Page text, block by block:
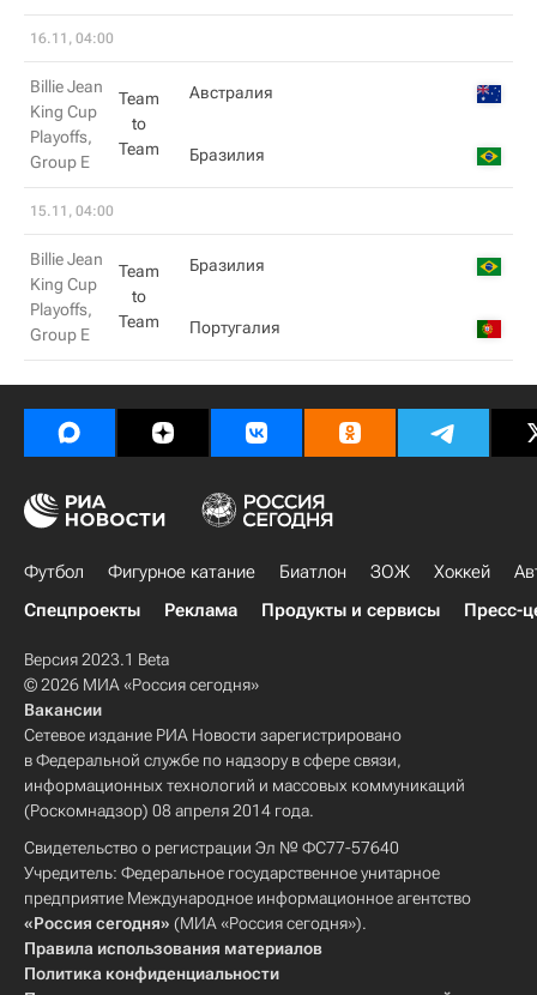
16.11, 04:00
Billie Jean
King Cup
Playoffs,
Group E
Team
to
Team
Австралия
Бразилия
15.11, 04:00
Billie Jean
King Cup
Playoffs,
Group E
Team
to
Team
Бразилия
Португалия
Футбол Фигурное катание Биатлон ЗОЖ Хоккей
Спецпроекты
Реклама Продукты и сервисы Пресс-
Версия 2023.1 Beta
© 2026 МИА «Россия сегодня»
Вакансии
Сетевое издание РИА Новости зарегистрировано
в Федеральной службе по надзору в сфере связи,
информационных технологий и массовых коммуникаций
(Роскомнадзор) 08 апреля 2014 года.
Свидетельство о регистрации Эл № ФС77-57640
Учредитель: Федеральное государственное унитарное
предприятие Международное информационное агентство
«Россия сегодня» (МИА «Россия сегодня»).
Правила использования материалов
Политика конфиденциальности